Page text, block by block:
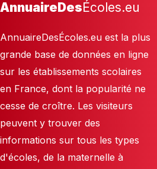
AnnuaireDesÉcoles.eu
AnnuaireDesÉcoles.eu est la plus
grande base de données en ligne
sur les établissements scolaires
en France, dont la popularité ne
cesse de croître. Les visiteurs
peuvent y trouver des
informations sur tous les types
d'écoles, de la maternelle à